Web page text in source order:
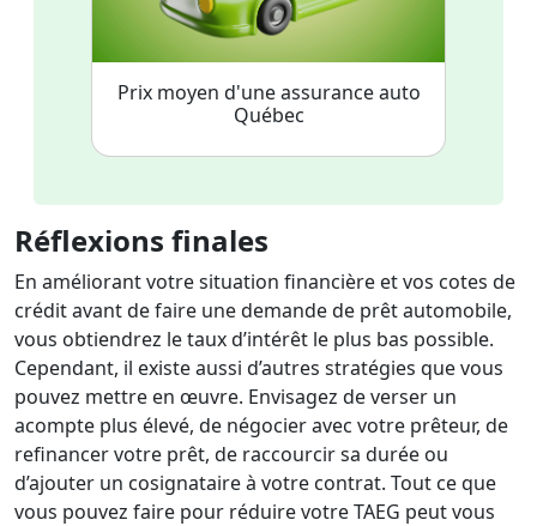
Prix moyen d'une assurance auto
Québec
Réflexions finales
En améliorant votre situation financière et vos cotes de
crédit avant de faire une demande de prêt automobile,
vous obtiendrez le taux d’intérêt le plus bas possible.
Cependant, il existe aussi d’autres stratégies que vous
pouvez mettre en œuvre. Envisagez de verser un
acompte plus élevé, de négocier avec votre prêteur, de
refinancer votre prêt, de raccourcir sa durée ou
d’ajouter un cosignataire à votre contrat. Tout ce que
vous pouvez faire pour réduire votre TAEG peut vous